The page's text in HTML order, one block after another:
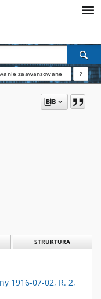
zaawansowane ?
STRUKTURA
1916-07-02, R. 2,